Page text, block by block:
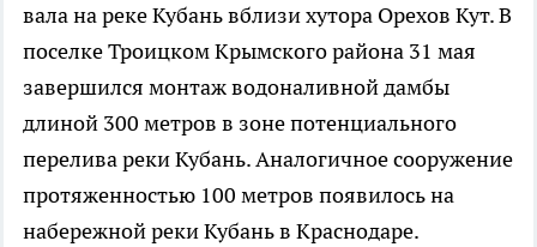
вала на реке Кубань вблизи хутора Орехов Кут. В
поселке Троицком Крымского района 31 мая
завершился монтаж водоналивной дамбы
длиной 300 метров в зоне потенциального
перелива реки Кубань. Аналогичное сооружение
протяженностью 100 метров появилось на
набережной реки Кубань в Краснодаре.